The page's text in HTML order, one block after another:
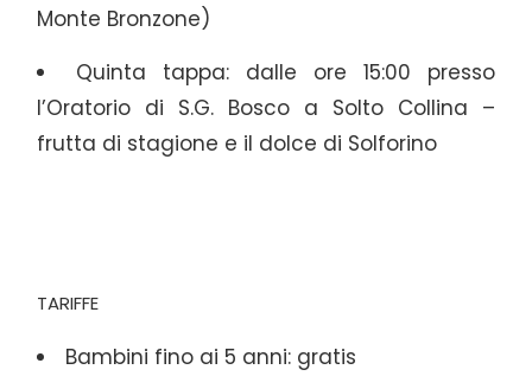
Monte Bronzone)
Quinta tappa: dalle ore 15:00 presso
l’Oratorio di S.G. Bosco a Solto Collina –
frutta di stagione e il dolce di Solforino
TARIFFE
Bambini fino ai 5 anni: gratis